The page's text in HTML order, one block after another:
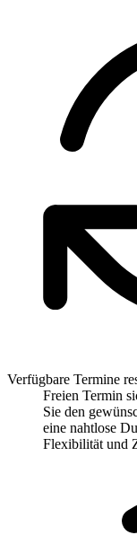
Verfügbare Termine
Freien Termin
Sie den
eine nahtlose
Flexibilität und